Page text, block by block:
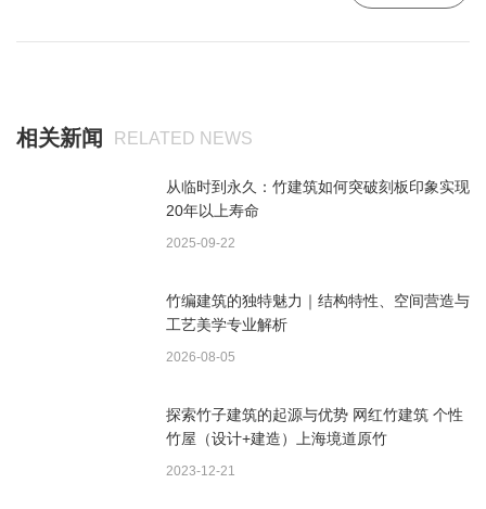
相关新闻 RELATED NEWS
从临时到永久：竹建筑如何突破刻板印象实现
20年以上寿命
2025-09-22
竹编建筑的独特魅力｜结构特性、空间营造与
工艺美学专业解析
2026-08-05
探索竹子建筑的起源与优势 网红竹建筑 个性
竹屋（设计+建造）上海境道原竹
2023-12-21